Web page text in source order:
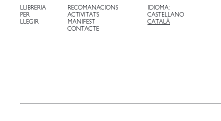
LLIBRERIA
PER
LLEGIR
RECOMANACIONS
ACTIVITATS
MANIFEST
CONTACTE
IDIOMA:
CASTELLANO
CATALÀ